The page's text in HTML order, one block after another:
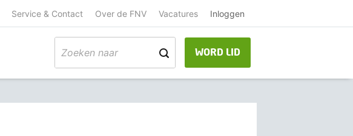
Service & Contact Over de FNV Vacatures Inloggen
WORD LID